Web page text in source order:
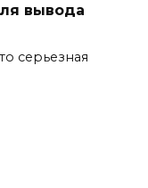
вывода
серьезная